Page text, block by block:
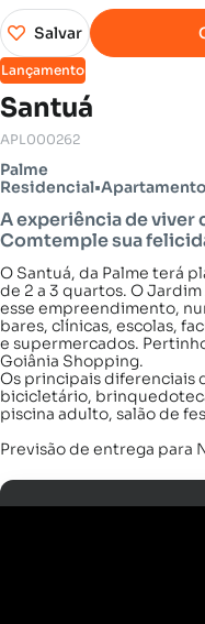
Lançamento
Santuá
Salvar
APL000262
Palme
Residencial•Apartamento
A experiência de viver
Comtemple sua
O Santuá, da Palme terá
de 2 a 3 quartos. O
esse empreendimento,
bares, clínicas, escolas,
e supermercados.
Goiânia Shopping.
Os principais diferenciais
bicicletário,
piscina adulto, salão de
Previsão de entrega para